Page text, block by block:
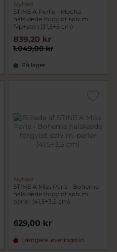
Nyhed
STINE A Perlie - Mocha
halskæde forgyldt sølv m.
fvp+sten (31,5+5 cm)
1.049,00 kr
839,20 kr
På lager
Nyhed
STINE A Miss Paris - Boheme
halskæde forgyldt sølv m.
perler (41,5+3,5 cm)
629,00 kr
Længere leveringstid